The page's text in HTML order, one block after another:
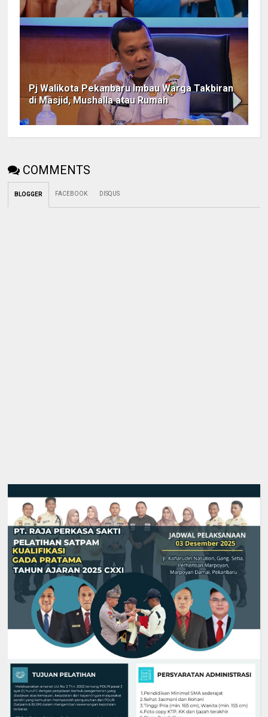
Pj Walikota Pekanbaru Imbau Warga Takbiran
di Masjid, Mushalla atau Rumah
COMMENTS
BLOGGER FACEBOOK DISQUS